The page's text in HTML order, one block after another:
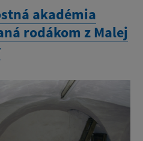
akadémia
rodákom z Malej